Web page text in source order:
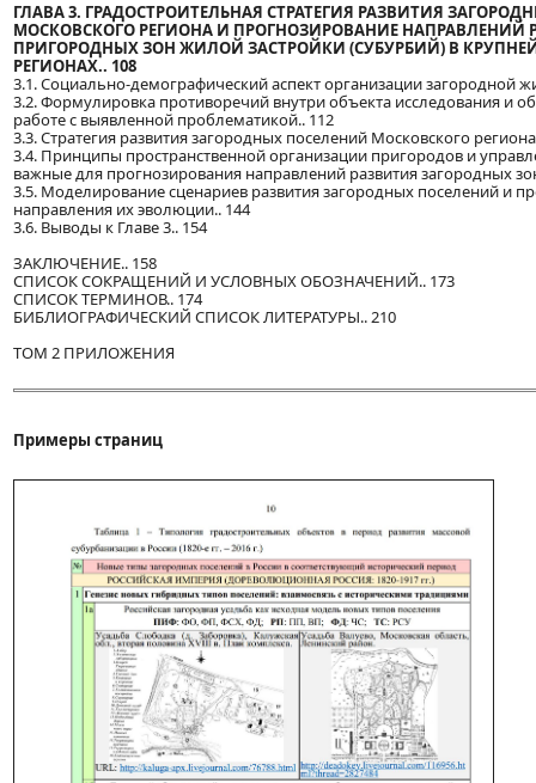
ГЛАВА 3. ГРАДОСТРОИТЕЛЬНАЯ СТРАТЕГИЯ РАЗВИТИЯ
МОСКОВСКОГО РЕГИОНА И ПРОГНОЗИРОВАНИЕ НАПРАВЛЕНИЙ
ПРИГОРОДНЫХ ЗОН ЖИЛОЙ ЗАСТРОЙКИ (СУБУРБИЙ) В
РЕГИОНАХ.. 108
3.1. Социально-демографический аспект организации загородной
3.2. Формулировка противоречий внутри объекта исследования и
работе с выявленной проблематикой.. 112
3.3. Стратегия развития загородных поселений Московского
3.4. Принципы пространственной организации пригородов и
важные для прогнозирования направлений развития загородных
3.5. Моделирование сценариев развития загородных поселений и
направления их эволюции.. 144
3.6. Выводы к Главе 3.. 154
ЗАКЛЮЧЕНИЕ.. 158
СПИСОК СОКРАЩЕНИЙ И УСЛОВНЫХ ОБОЗНАЧЕНИЙ.. 173
СПИСОК ТЕРМИНОВ.. 174
БИБЛИОГРАФИЧЕСКИЙ СПИСОК ЛИТЕРАТУРЫ.. 210
ТОМ 2 ПРИЛОЖЕНИЯ
Примеры страниц